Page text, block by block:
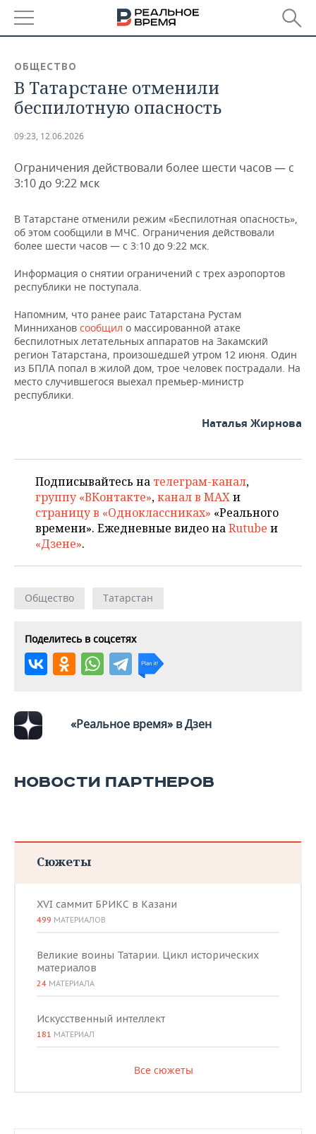
БАШКОРТОСТАН
ТАТАРСТАН
НОВОСТИ
АНАЛИТИКА
ДЕКЛАРАЦИИ О ДОХОДАХ
КОРОЛИ ГОСЗАКАЗА ПФО
ВУЗЫ ТАТАРСТАНА
КОМУ ПРИНАДЛЕЖАТ
ТОРГОВЫЕ ЦЕНТРЫ
НОВОСТИ ЭКОНОМИКИ
ФИНАНСЫ
БАНКИ
БЮДЖЕТ
ИНВЕСТИЦИИ
ПРОМЫШЛЕННОСТЬ
НОВОСТИ
ПРОМЫШЛЕННОСТИ
МАШИНОСТРОЕНИЕ
НЕФТЕХИМИЯ
НЕФТЬ
ОПК
НЕДВИЖИМОСТЬ
НОВОСТИ НЕДВИЖИМОСТИ
АВТО
НОВОСТИ АВТО
БИЗНЕС
НОВОСТИ БИЗНЕСА
РОЗНИЧНАЯ ТОРГОВЛЯ
ТРАНСПОРТ
ТЕХНОЛОГИИ
НОВОСТИ ТЕХНОЛОГИЙ
IT
МЕРОПРИЯТИЯ
НОВОСТИ МЕРОПРИЯТИЙ
ОТКРЫТАЯ ЛЕКЦИЯ
СПОРТ
БАСКЕТБОЛ
ВОЛЕЙБОЛ
КИБЕРСПОРТ
ФИГУРНОЕ КАТАНИЕ
ВОДНЫЕ ВИДЫ СПОРТА
ХОККЕЙ С МЯЧОМ
ИНФРАСТРУКТУРА
ИСТОРИЯ
КУЛЬТУРА
МЕДИЦИНА
ОБРАЗОВАНИЕ
ПРОИСШЕСТВИЯ
СЮЖЕТЫ
СПРАВОЧНИК
СПИСОК ПЕРСОН
СПИСОК КОМПАНИЙ
ПОЛНАЯ ВЕРСИЯ
ОБЩЕСТВО
В Татарстане отменили
беспилотную опасность
09:23, 12.06.2026
Ограничения действовали более шести часов — с
3:10 до 9:22 мск
В Татарстане отменили режим «Беспилотная опасность»,
об этом сообщили в МЧС. Ограничения действовали
более шести часов — с 3:10 до 9:22 мск.
Информация о снятии ограничений с трех аэропортов
республики не поступала.
Напомним, что ранее раис Татарстана Рустам
Минниханов сообщил о массированной атаке
беспилотных летательных аппаратов на Закамский
регион Татарстана, произошедшей утром 12 июня. Один
из БПЛА попал в жилой дом, трое человек пострадали. На
место случившегося выехал премьер-министр
республики.
Наталья Жирнова
Подписывайтесь на телеграм-канал,
группу «ВКонтакте»,канал в MAXи
страницу в «Одноклассниках» «Реального
времени». Ежедневные видео наRutube и
«Дзене».
Общество Татарстан
Поделитесь в соцсетях
«Реальное время» в Дзен
НОВОСТИ ПАРТНЕРОВ
Сюжеты
XVI саммит БРИКС в Казани
499 МАТЕРИАЛОВ
Великие воины Татарии. Цикл исторических
материалов
24 МАТЕРИАЛА
Искусственный интеллект
181 МАТЕРИАЛ
Все сюжеты